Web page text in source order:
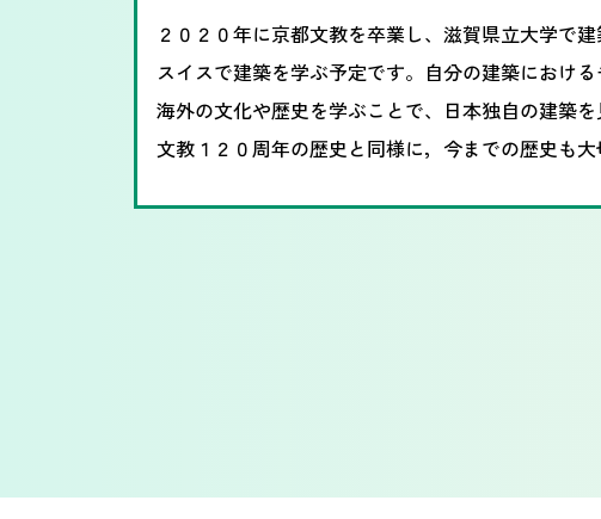
２０２０年に京都文教を卒業し、滋賀県立大学で
スイスで建築を学ぶ予定です。自分の建築におけ
海外の文化や歴史を学ぶことで、日本独自の建築
文教１２０周年の歴史と同様に，今までの歴史も